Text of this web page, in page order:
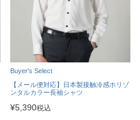
Buyer's Select
【メール便対応】日本製接触冷感ホリゾ
ンタルカラー長袖シャツ
¥5,390税込